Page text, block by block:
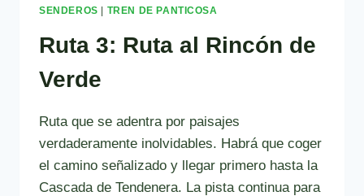
SENDEROS | TREN DE PANTICOSA
Ruta 3: Ruta al Rincón de
Verde
Ruta que se adentra por paisajes
verdaderamente inolvidables. Habrá que coger
el camino señalizado y llegar primero hasta la
Cascada de Tendenera. La pista continua para